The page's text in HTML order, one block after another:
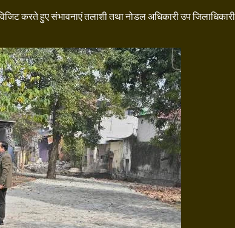
करते हुए संभावनाएं तलाशी तथा नोडल अधिकारी उप जिलाधिकारी